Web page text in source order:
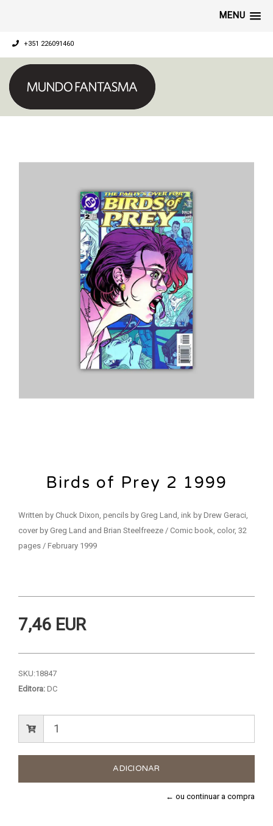
MENU
+351 226091460
Birds of Prey 2 1999
Written by Chuck Dixon, pencils by Greg Land, ink by Drew Geraci,
cover by Greg Land and Brian Steelfreeze / Comic book, color, 32
pages / February 1999
7,46 EUR
SKU:18847
Editora: DC
← ou continuar a compra